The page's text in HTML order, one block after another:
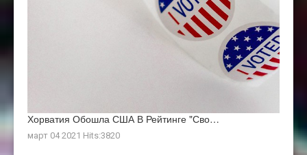
Хорватия Обошла США В Рейтинге "Сво…
март 04 2021 Hits:3820